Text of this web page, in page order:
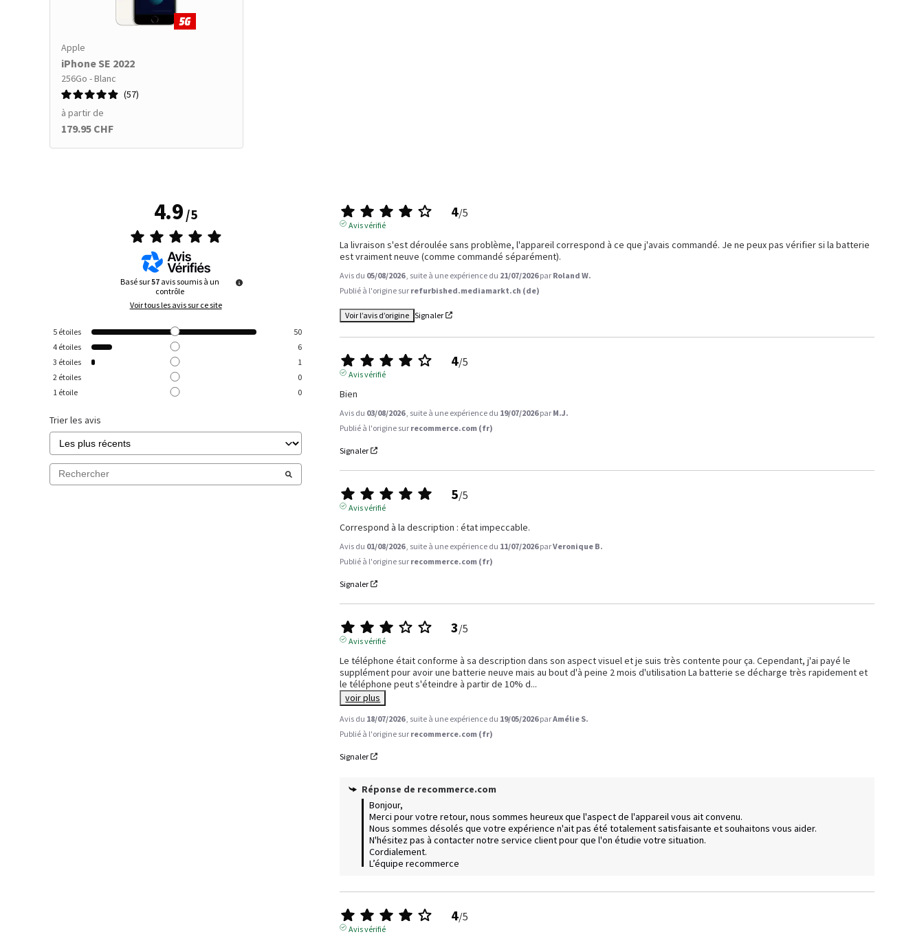
Apple
iPhone SE 2022
256Go - Blanc
57
à partir de
179.95 CHF
4.9/5
Basé sur57 avis soumis à un
contrôle
Voir tous les avis sur ce site
5 étoiles
50
4 étoiles
6
3 étoiles
1
2 étoiles
0
1 étoile 0
Trier les avis
4/5
Avis vérifié
La livraison s'est déroulée sans problème, l'appareil correspond à ce que j'avais commandé. Je ne peux pas vérifier si la batterie
est vraiment neuve (comme commandé séparément).
Avis du 05/08/2026 , suite à une expérience du 21/07/2026par Roland W.
Publié à l'origine sur refurbished.mediamarkt.ch (de)
Voir l’avis d’origine Signaler
4/5
Avis vérifié
Bien
Avis du 03/08/2026 , suite à une expérience du 19/07/2026par M.J.
Publié à l'origine sur recommerce.com (fr)
Signaler
5/5
Avis vérifié
Correspond à la description : état impeccable.
Avis du 01/08/2026 , suite à une expérience du 11/07/2026parVeronique B.
Publié à l'origine sur recommerce.com (fr)
Signaler
3/5
Avis vérifié
Le téléphone était conforme à sa description dans son aspect visuel et je suis très contente pour ça. Cependant, j'ai payé le
supplément pour avoir une batterie neuve mais au bout d'à peine 2 mois d'utilisation La batterie se décharge très rapidement et
le téléphone peut s'éteindre à partir de 10% d...
voir plus
Avis du 18/07/2026 , suite à une expérience du 19/05/2026parAmélie S.
Publié à l'origine sur recommerce.com (fr)
Signaler
Réponse de recommerce.com
Bonjour,
Merci pour votre retour, nous sommes heureux que l'aspect de l'appareil vous ait convenu.
Nous sommes désolés que votre expérience n'ait pas été totalement satisfaisante et souhaitons vous aider.
N'hésitez pas à contacter notre service client pour que l'on étudie votre situation.
Cordialement.
L’équipe recommerce
4/5
Avis vérifié